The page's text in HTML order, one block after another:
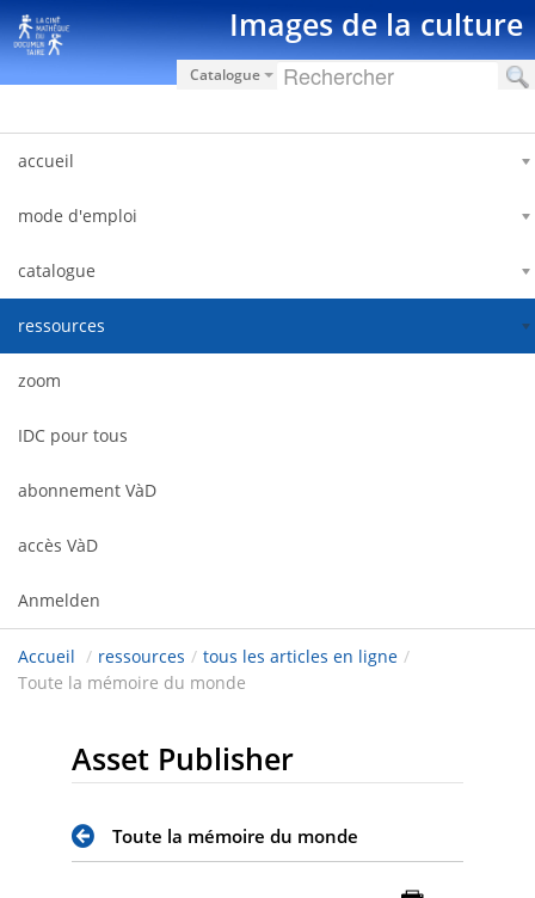
Zum Inhalt wechseln Images de la culture
Catalogue
accueil
mode d'emploi
catalogue
ressources
zoom
IDC pour tous
abonnement VàD
accès VàD
Anmelden
Accueil / ressources / tous les articles en ligne /
Toute la mémoire du monde
Asset Publisher
Toute la mémoire du monde